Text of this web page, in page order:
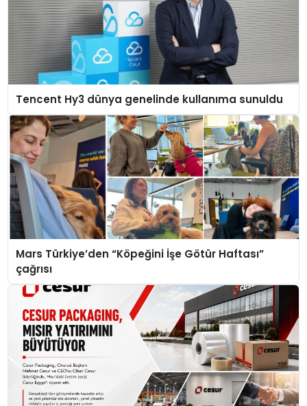
Tencent Hy3 dünya genelinde kullanıma sunuldu
Mars Türkiye’den “Köpeğini İşe Götür Haftası”
çağrısı